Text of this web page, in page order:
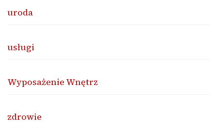
uroda
usługi
Wyposażenie Wnętrz
zdrowie